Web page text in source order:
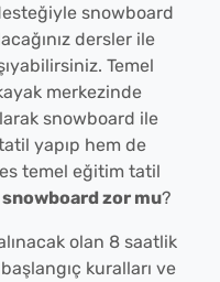
snowboard
dersler ile
Temel
merkezinde
snowboard ile
yapıp hem de
temel eğitim tatil
snowboard zor mu?
olan 8 saatlik
kuralları ve